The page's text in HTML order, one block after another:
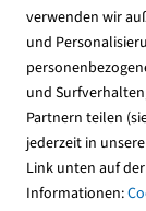
verwenden wir
und
und
Partnern teilen
jederzeit in
Link unten auf
Informationen: